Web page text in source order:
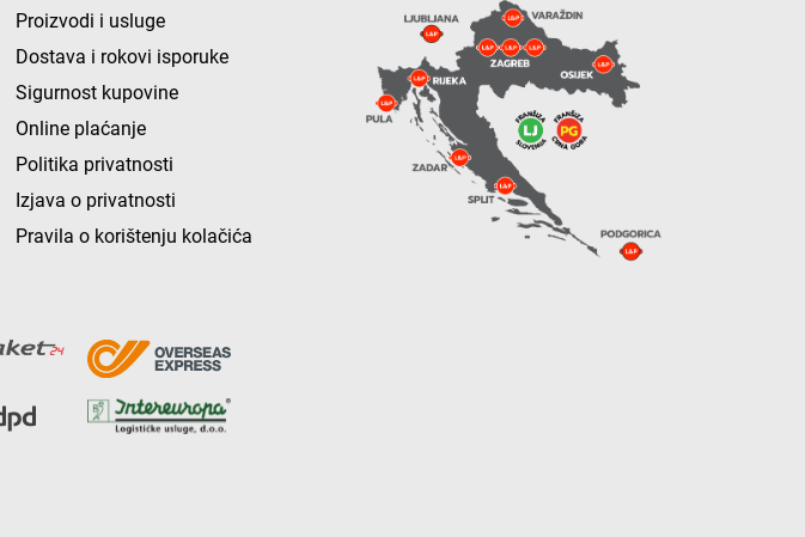
Proizvodi i usluge
Dostava i rokovi isporuke
Sigurnost kupovine
Online plaćanje
Politika privatnosti
Izjava o privatnosti
Pravila o korištenju kolačića